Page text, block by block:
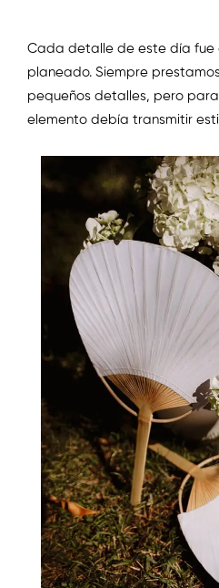
Cada detalle de este día fue
planeado. Siempre
pequeños detalles, pero
elemento debía transmitir